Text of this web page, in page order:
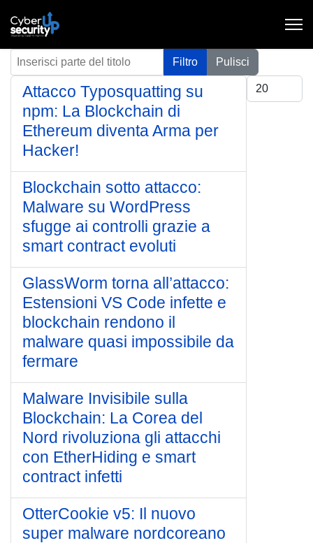
Inserisci parte del titolo Filtro
Pulisci
Visualizza #
Attacco Typosquatting su
npm: La Blockchain di
Ethereum diventa Arma per
Hacker!
Blockchain sotto attacco:
Malware su WordPress
sfugge ai controlli grazie a
smart contract evoluti
GlassWorm torna all’attacco:
Estensioni VS Code infette e
blockchain rendono il
malware quasi impossibile da
fermare
Malware Invisibile sulla
Blockchain: La Corea del
Nord rivoluziona gli attacchi
con EtherHiding e smart
contract infetti
OtterCookie v5: Il nuovo
super malware nordcoreano